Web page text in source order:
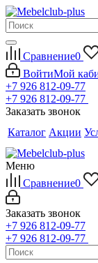
Сравнение0
ВойтиМой
+7 926 812-09-77
+7 926 812-09-77
Заказать звонок
Каталог Акции
Меню
Сравнение0
Заказать звонок
+7 926 812-09-77
+7 926 812-09-77